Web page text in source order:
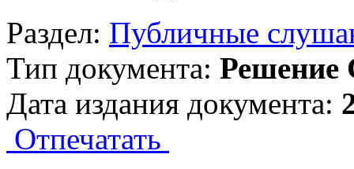
Раздел: Публичные
Тип документа: Решение
Дата издания документа:
Отпечатать